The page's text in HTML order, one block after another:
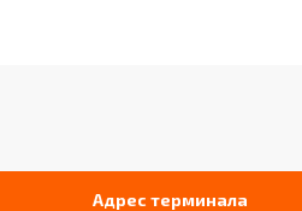
Адрес терминала